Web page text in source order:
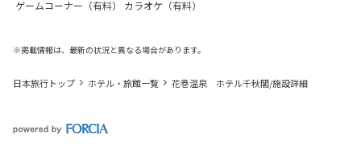
ゲームコーナー（有料） カラオケ（有料）
※掲載情報は、最新の状況と異なる場合があります。
日本旅行トップ ホテル・旅館一覧 花巻温泉 ホテル千秋閣/施設詳細